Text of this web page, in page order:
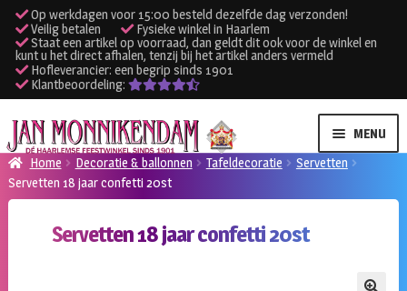
Op werkdagen voor 15:00 besteld dezelfde dag verzonden!
Veilig betalen
Fysieke winkel in Haarlem
Staat een artikel op voorraad, dan geldt dit ook voor de winkel en
kunt u het direct afhalen, tenzij bij het artikel anders vermeld
Hofleverancier: een begrip sinds 1901
Klantbeoordeling:
Ga
door
naar
navigatie
Ga
naar
de
inhoud
MENU
Verhuur kleding
Verhuur apparatuur
Home Decoratie & ballonnen Tafeldecoratie
Servetten
Servetten 18 jaar confetti 20st
Servetten 18 jaar confetti 20st